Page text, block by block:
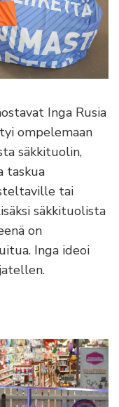
Inga Rusia
ompelemaan
säkkituolin,
taskua
tai
säkkituolista
on
Inga ideoi